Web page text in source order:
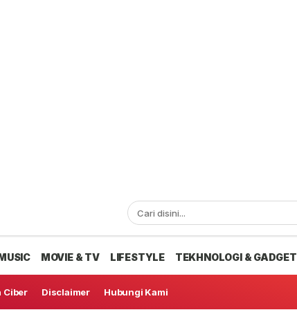
MOVIE & TV LIFESTYLE TEKHNOLOGI & GADGET
Ciber Disclaimer Hubungi Kami